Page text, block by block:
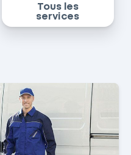
Tous les
services